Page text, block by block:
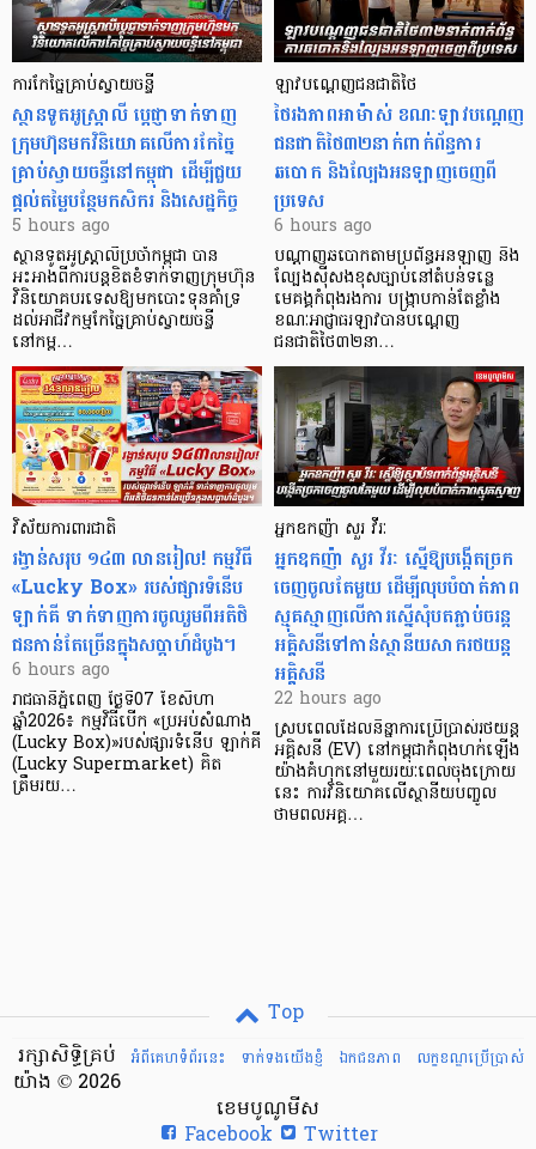
ការកែច្នៃគ្រាប់ស្វាយចន្ទី
ស្ថានទូតអូស្ត្រាលី ប្តេជ្ញាទាក់ទាញ
ក្រុមហ៊ុនមក​វិនិយោគលើការកែច្នៃ
គ្រាប់ស្វាយចន្ទីនៅកម្ពុជា ដើម្បីជួយ
ផ្តល់តម្លៃបន្ថែមកសិករ និងសេដ្ឋកិច្ច
5 hours ago
ស្ថានទូតអូស្ត្រាលីប្រចាំកម្ពុជា បាន
អះអាងពីការបន្តខិតខំទាក់ទាញក្រុមហ៊ុន
វិនិយោគបរទេសឱ្យមកបោះទុនគាំទ្រ
ដល់អាជីវកម្មកែច្នៃគ្រាប់ស្វាយចន្ទី
នៅកម្ព…
ឡាវបណ្តេញជនជាតិថៃ
ថៃរងភាពអាម៉ាស់ ខណៈឡាវបណ្តេញ
ជនជាតិថៃ៣២នាក់ពាក់ព័ន្ធការ
ឆបោក និងល្បែងអនឡាញចេញពី
ប្រទេស
6 hours ago
បណ្តាញឆបោកតាមប្រព័ន្ធអនឡាញ និង
ល្បែងស៊ីសងខុសច្បាប់នៅតំបន់ទន្លេ
មេគង្គកំពុងរងការ បង្ក្រាប​កាន់តែខ្លាំង
ខណៈអាជ្ញាធរឡាវបានបណ្តេញ
ជនជាតិថៃ៣២នា…
វិស័យការពារជាតិ
រង្វាន់សរុប ១៤៣ លានរៀល! កម្មវិធី
«Lucky Box» របស់ផ្សារទំនើប
ឡាក់គី ទាក់ទាញការចូលរួមពីអតិថិ
ជនកាន់តែច្រើនក្នុងសប្តាហ៍ដំបូង។
6 hours ago
រាជធានីភ្នំពេញ ថ្ងៃទី07 ខែសីហា
ឆ្នាំ2026៖ កម្មវិធីបើក «ប្រអប់សំណាង
(Lucky Box)»របស់ផ្សារទំនើប ឡាក់គី
(Lucky Supermarket) គិត
ត្រឹមរយ…
អ្នកឧកញ៉ា សួរ វីរៈ
អ្នកឧកញ៉ា សួរ វីរៈ ស្នើឱ្យបង្កើតច្រក
ចេញចូលតែមួយ ដើម្បីលុបបំបាត់ភាព
ស្មុគស្មាញលើការស្នើសុំបតភ្ជាប់ចរន្ត
អគ្គិសនីទៅកាន់ស្ថានីយសាករថយន្ត
អគ្គិសនី
22 hours ago
ស្របពេលដែលនិន្នាការប្រើប្រាស់រថយន្ត
អគ្គិសនី (EV) នៅកម្ពុជាកំពុងហក់ឡើង
យ៉ាងគំហុកនៅមួយរយៈពេលចុងក្រោយ
នេះ ការវិនិយោគលើស្ថានីយបញ្ចូល
ថាមពលអគ្គ…
Top
អំពីគេហទំព័រនេះ
ទាក់ទងយើងខ្ញំ ឯកជនភាព លក្ខខណ្ឌ​ប្រើ​ប្រាស់
រក្សាសិទ្ធិគ្រប់
យ៉ាង © 2026
ខេមបូណូមីស
Facebook
Twitter